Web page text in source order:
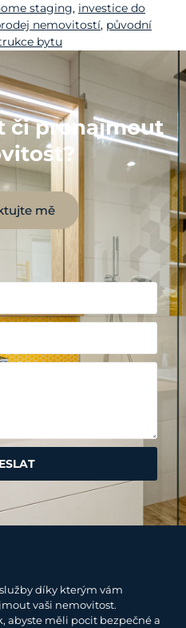
staging, investice do
nemovitostí, původní
bytu
či pronajmout
mě
díky kterým vám
vaši nemovitost.
abyste měli pocit bezpečné a